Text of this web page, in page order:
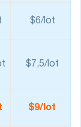
$6/lot
$7,5/lot
$9/lot